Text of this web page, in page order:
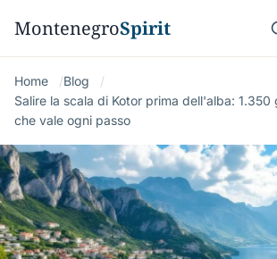
MontenegroSpirit
Home
Blog
Salire la scala di Kotor prima dell'alba: 1.350
che vale ogni passo